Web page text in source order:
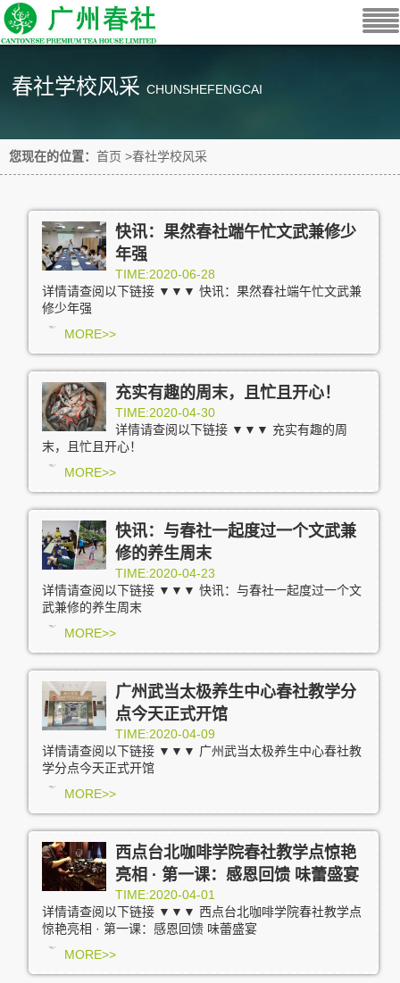
春社学校风采CHUNSHEFENGCAI
您现在的位置： 首页 >春社学校风采
快讯：果然春社端午忙文武兼修少
年强
TIME:2020-06-28
详情请查阅以下链接 ▼▼▼ 快讯：果然春社端午忙文武兼
修少年强
MORE>>
充实有趣的周末，且忙且开心！
TIME:2020-04-30
详情请查阅以下链接 ▼▼▼ 充实有趣的周
末，且忙且开心！
MORE>>
快讯：与春社一起度过一个文武兼
修的养生周末
TIME:2020-04-23
详情请查阅以下链接 ▼▼▼ 快讯：与春社一起度过一个文
武兼修的养生周末
MORE>>
广州武当太极养生中心春社教学分
点今天正式开馆
TIME:2020-04-09
详情请查阅以下链接 ▼▼▼ 广州武当太极养生中心春社教
学分点今天正式开馆
MORE>>
西点台北咖啡学院春社教学点惊艳
亮相 · 第一课：感恩回馈 味蕾盛宴
TIME:2020-04-01
详情请查阅以下链接 ▼▼▼ 西点台北咖啡学院春社教学点
惊艳亮相 · 第一课：感恩回馈 味蕾盛宴
MORE>>